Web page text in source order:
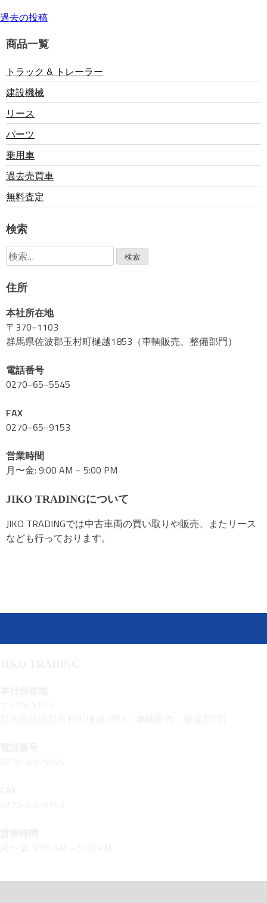
投
ナ
ビ
ゲ
ー
シ
ョ
ン
過去の投稿
商品一覧
トラック & トレーラー
建設機械
リース
パーツ
乗用車
過去売買車
無料査定
検索
検
索:
住所
本社所在地
〒370−1103
群馬県佐波郡玉村町樋越1853（車輌販売、整備部門）
電話番号
0270−65−5545
FAX
0270−65−9153
営業時間
月〜金: 9:00 AM – 5:00 PM
JIKO TRADINGについて
JIKO TRADINGでは中古車両の買い取りや販売、またリース
なども行っております。